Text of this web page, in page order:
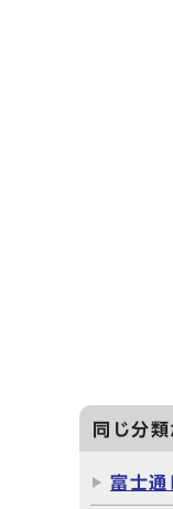
同じ分
富士通